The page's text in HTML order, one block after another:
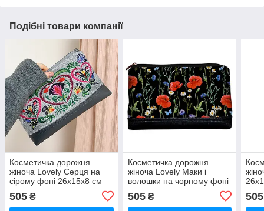
Подібні товари компанії
Косметичка дорожня
жіноча Lovely Серця на
сірому фоні 26x15x8 см
505 ₴
Косметичка дорожня
жіноча Lovely Маки і
волошки на чорному фоні
(KK_22U001_BL)
505₴ 505